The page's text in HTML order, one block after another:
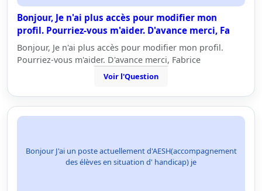
Bonjour, Je n'ai plus accès pour modifier mon
profil. Pourriez-vous m'aider. D'avance merci, Fa
Bonjour, Je n'ai plus accès pour modifier mon profil.
Pourriez-vous m'aider. D'avance merci, Fabrice
Voir l'Question
Bonjour J'ai un poste actuellement d'AESH(accompagnement
des élèves en situation d' handicap) je